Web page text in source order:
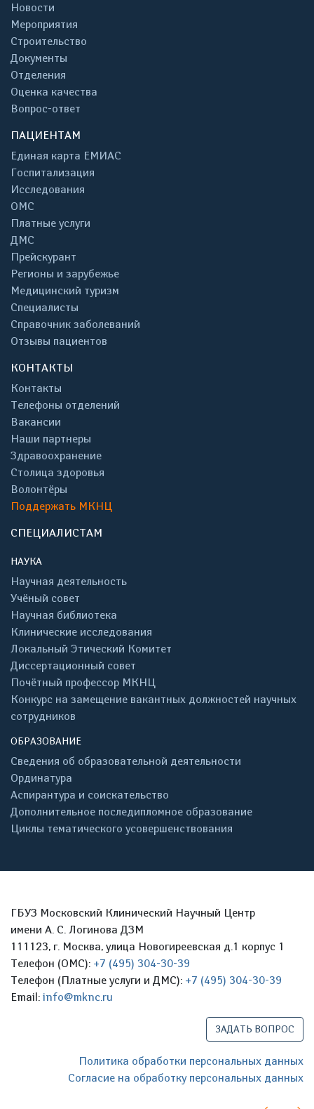
Новости
Мероприятия
Строительство
Документы
Отделения
Оценка качества
Вопрос-ответ
ПАЦИЕНТАМ
Единая карта ЕМИАС
Госпитализация
Исследования
ОМС
Платные услуги
ДМС
Прейскурант
Регионы и зарубежье
Медицинский туризм
Специалисты
Справочник заболеваний
Отзывы пациентов
КОНТАКТЫ
Контакты
Телефоны отделений
Вакансии
Наши партнеры
Здравоохранение
Столица здоровья
Волонтёры
Поддержать МКНЦ
СПЕЦИАЛИСТАМ
НАУКА
Научная деятельность
Учёный совет
Научная библиотека
Клинические исследования
Локальный Этический Комитет
Диссертационный совет
Почётный профессор МКНЦ
Конкурс на замещение вакантных должностей научных
сотрудников
ОБРАЗОВАНИЕ
Сведения об образовательной деятельности
Ординатура
Аспирантура и соискательство
Дополнительное последипломное образование
Циклы тематического усовершенствования
ГБУЗ Московский Клинический Научный Центр
имени А. С. Логинова ДЗМ
111123, г. Москва, улица Новогиреевская д.1 корпус 1
Телефон (ОМС): +7 (495) 304-30-39
Телефон (Платные услуги и ДМС): +7 (495) 304-30-39
Email: info@mknc.ru
ЗАДАТЬ ВОПРОС
Политика обработки персональных данных
Согласие на обработку персональных данных